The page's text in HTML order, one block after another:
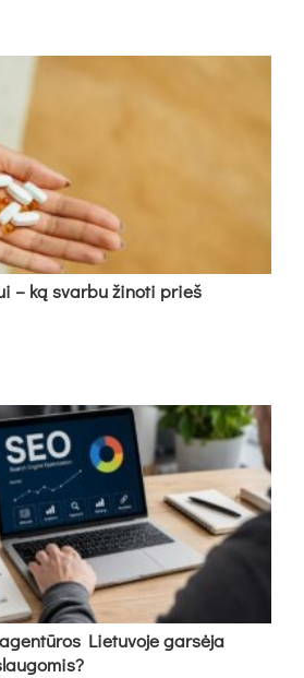
– ką svarbu žinoti prieš
Lietuvoje garsėja